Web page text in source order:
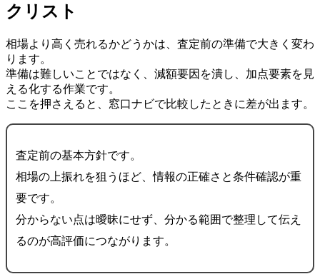
クリスト
相場より高く売れるかどうかは、査定前の準備で大きく変わ
ります。
準備は難しいことではなく、減額要因を潰し、加点要素を見
える化する作業です。
ここを押さえると、窓口ナビで比較したときに差が出ます。
査定前の基本方針です。
相場の上振れを狙うほど、情報の正確さと条件確認が重
要です。
分からない点は曖昧にせず、分かる範囲で整理して伝え
るのが高評価につながります。